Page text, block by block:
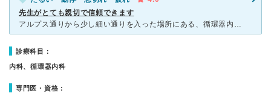
先生がとても親切で信頼できます
アルプス通りから少し細い通りを入った場所にある、循環器内科です。 動悸や息切れがひどいときに、来院しました。院内はきれいでテレビや雑誌などが置いてありました。患者さんが朝からわりといらっしゃり、
診療科目：
内科、循環器内科
専門医・資格：